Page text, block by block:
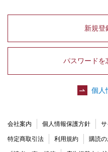
新規登
パスワードを
個人
会社案内 個人情報保護方針 サ
特定商取引法 利用規約 購読